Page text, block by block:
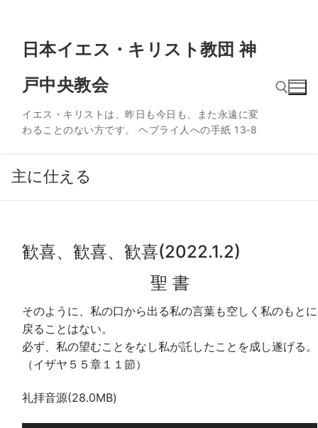
日本イエス・キリスト教団 神
戸中央教会
イエス・キリストは、昨日も今日も、また永遠に変
わることのない方です。 ヘブライ人への手紙 13‐8
主に仕える
歓喜、歓喜、歓喜(2022.1.2)
聖 書
そのように、私の口から出る私の言葉も空しく私のもとに
戻ることはない。
必ず、私の望むことをなし私が託したことを成し遂げる。
（イザヤ５５章１１節）
礼拝音源(28.0MB)